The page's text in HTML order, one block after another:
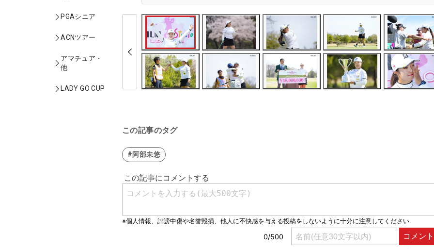
PGAシニア
ACNツアー
アマチュア・
他
LADY GO CUP
この記事のタグ
#阿部未悠